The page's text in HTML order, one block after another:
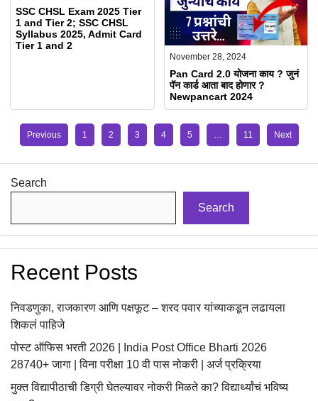
SSC CHSL Exam 2025 Tier
1 and Tier 2; SSC CHSL
Syllabus 2025, Admit Card
Tier 1 and 2
November 28, 2024
Pan Card 2.0 योजना काय ? जुनं
पॅन कार्ड आता बाद होणार ?
Newpancart 2024
Previous 1 2 3 4 5 … 11 Next
Search
Search
Recent Posts
निवडणुका, राजकारण आणि पक्षफूट – शरद पवार यांच्याकडून लढायला
शिकलं पाहिजे
पोस्ट ऑफिस भरती 2026 | India Post Office Bharti 2026
28740+ जागा | विना परीक्षा 10 वी पास नोकरी | अर्ज प्रक्रिया
मुक्त विद्यापीठाची डिग्री घेतल्यावर नोकरी मिळते का? विद्यार्थ्यांचं भविष्य